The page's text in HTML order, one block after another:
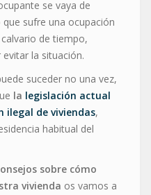
se vaya de
sufre una ocupación
de tiempo,
la situación.
suceder no una vez,
la legislación actual
ilegal de viviendas,
habitual del
sobre cómo
vivienda os vamos a